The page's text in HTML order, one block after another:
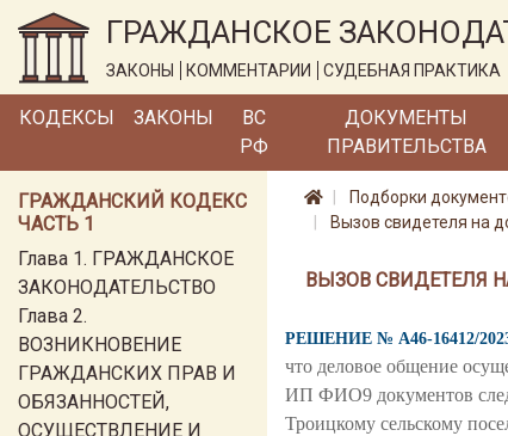
ГРАЖДАНСКОЕ
ЗАКОНЫ КОММЕНТАРИИ СУДЕБНАЯ ПРАКТИКА
КОДЕКСЫ ЗАКОНЫ
ВС
РФ
ДОКУМЕНТЫ
ПРАВИТЕЛЬСТВА
ГРАЖДАНСКИЙ КОДЕКС
ЧАСТЬ 1
Глава 1. ГРАЖДАНСКОЕ
ЗАКОНОДАТЕЛЬСТВО
Глава 2.
ВОЗНИКНОВЕНИЕ
ГРАЖДАНСКИХ ПРАВ И
ОБЯЗАННОСТЕЙ,
ОСУЩЕСТВЛЕНИЕ И
Подборки
Вызов свидетеля на
ВЫЗОВ СВИДЕТЕЛЯ
РЕШЕНИЕ № А46-16412/
что деловое общение
ИП ФИО9 документов
Троицкому сельскому